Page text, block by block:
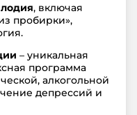
, включая
пробирки»,
– уникальная
программа
алкогольной
депрессий и